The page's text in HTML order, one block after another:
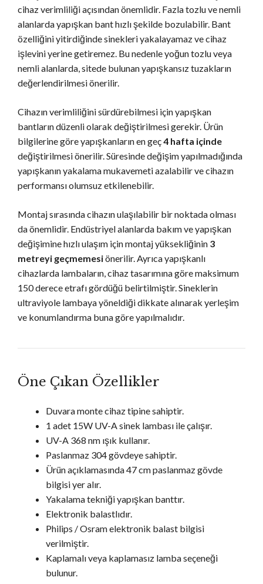
cihaz verimliliği açısından önemlidir. Fazla tozlu ve nemli
alanlarda yapışkan bant hızlı şekilde bozulabilir. Bant
özelliğini yitirdiğinde sinekleri yakalayamaz ve cihaz
işlevini yerine getiremez. Bu nedenle yoğun tozlu veya
nemli alanlarda, sitede bulunan yapışkansız tuzakların
değerlendirilmesi önerilir.
Cihazın verimliliğini sürdürebilmesi için yapışkan
bantların düzenli olarak değiştirilmesi gerekir. Ürün
bilgilerine göre yapışkanların en geç4 hafta içinde
değiştirilmesi önerilir. Süresinde değişim yapılmadığında
yapışkanın yakalama mukavemeti azalabilir ve cihazın
performansı olumsuz etkilenebilir.
Montaj sırasında cihazın ulaşılabilir bir noktada olması
da önemlidir. Endüstriyel alanlarda bakım ve yapışkan
değişimine hızlı ulaşım için montaj yüksekliğinin 3
metreyi geçmemesiönerilir. Ayrıca yapışkanlı
cihazlarda lambaların, cihaz tasarımına göre maksimum
150 derece etrafı gördüğü belirtilmiştir. Sineklerin
ultraviyole lambaya yöneldiği dikkate alınarak yerleşim
ve konumlandırma buna göre yapılmalıdır.
Öne Çıkan Özellikler
Duvara monte cihaz tipine sahiptir.
1 adet 15W UV-A sinek lambası ile çalışır.
UV-A 368 nm ışık kullanır.
Paslanmaz 304 gövdeye sahiptir.
Ürün açıklamasında 47 cm paslanmaz gövde
bilgisi yer alır.
Yakalama tekniği yapışkan banttır.
Elektronik balastlıdır.
Philips / Osram elektronik balast bilgisi
verilmiştir.
Kaplamalı veya kaplamasız lamba seçeneği
bulunur.